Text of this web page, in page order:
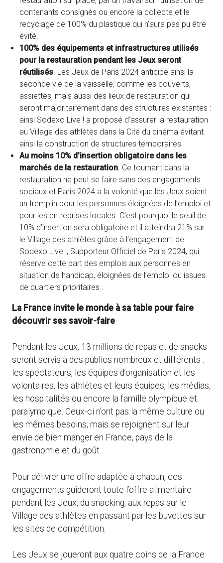
contenants consignés ou encore la collecte et le
recyclage de 100% du plastique qui n’aura pas pu être
évité.
100% des équipements et infrastructures utilisés
pour la restauration pendant les Jeux seront
réutilisés . Les Jeux de Paris 2024 anticipe ainsi la
seconde vie de la vaisselle, comme les couverts,
assiettes, mais aussi des lieux de restauration qui
seront majoritairement dans des structures existantes :
ainsi Sodexo Live ! a proposé d’assurer la restauration
au Village des athlètes dans la Cité du cinéma évitant
ainsi la construction de structures temporaires
Au moins 10% d’insertion obligatoire dans les
marchés de la restauration . Ce tournant dans la
restauration ne peut se faire sans des engagements
sociaux et Paris 2024 a la volonté que les Jeux soient
un tremplin pour les personnes éloignées de l’emploi et
pour les entreprises locales. C’est pourquoi le seuil de
10% d’insertion sera obligatoire et il atteindra 21% sur
le Village des athlètes grâce à l’engagement de
Sodexo Live !, Supporteur Officiel de Paris 2024, qui
réserve cette part des emplois aux personnes en
situation de handicap, éloignées de l’emploi ou issues
de quartiers prioritaires .
La France invite le monde à sa table pour faire
découvrir ses savoir-faire
Pendant les Jeux, 13 millions de repas et de snacks
seront servis à des publics nombreux et différents :
les spectateurs, les équipes d’organisation et les
volontaires, les athlètes et leurs équipes, les médias,
les hospitalités ou encore la famille olympique et
paralympique. Ceux-ci n’ont pas la même culture ou
les mêmes besoins, mais se rejoignent sur leur
envie de bien manger en France, pays de la
gastronomie et du goût.
Pour délivrer une offre adaptée à chacun, ces
engagements guideront toute l’offre alimentaire
pendant les Jeux, du snacking, aux repas sur le
Village des athlètes en passant par les buvettes sur
les sites de compétition.
Les Jeux se joueront aux quatre coins de la France